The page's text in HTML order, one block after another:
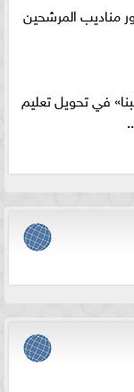
مناديب المرشحين
في تحويل تعليم